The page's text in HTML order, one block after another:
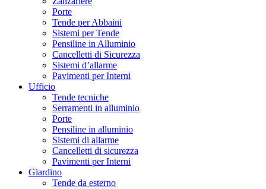
Porte
Tende per Abbaini
Sistemi per Tende
Pensiline in Alluminio
Cancelletti di Sicurezza
Sistemi d’allarme
Pavimenti per Interni
Ufficio
Tende tecniche
Serramenti in alluminio
Porte
Pensiline in alluminio
Sistemi di allarme
Cancelletti di sicurezza
Pavimenti per Interni
Giardino
Tende da esterno